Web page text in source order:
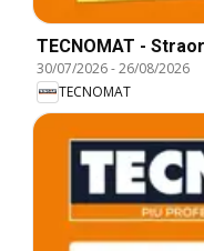
TECNOMAT -
30/07/2026-26/08/2026
TECNOMAT